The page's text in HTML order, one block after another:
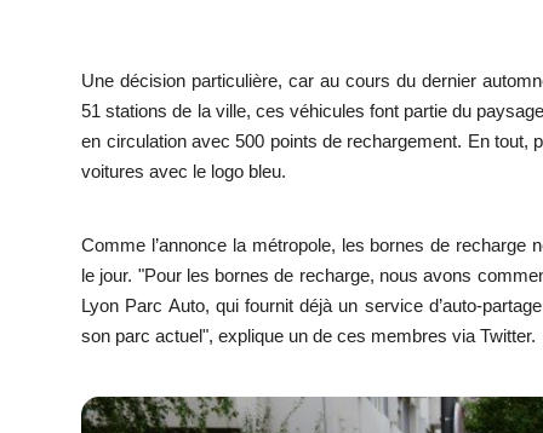
Une décision particulière, car au cours du dernier
51 stations de la ville, ces véhicules font partie du
en circulation avec 500 points de rechargement. En tout,
voitures avec le logo bleu.
Comme l’annonce la métropole, les bornes de
le jour. "Pour les bornes de recharge, nous avons
Lyon Parc Auto, qui fournit déjà un service d’auto-
son parc actuel", explique un de ces membres via Twitter.